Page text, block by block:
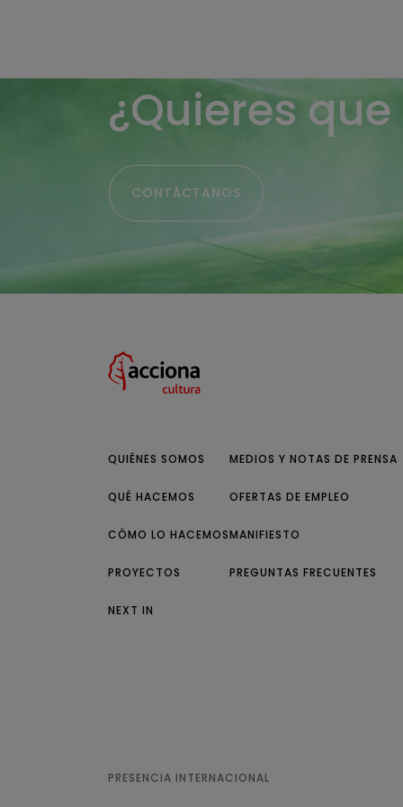
¿Quieres
Contáctanos
QUIÉNES SOMOS
QUÉ HACEMOS
CÓMO LO HACEMOS
PROYECTOS
NEXT IN
MEDIOS Y NOTAS DE PRENSA
OFERTAS DE EMPLEO
MANIFIESTO
PREGUNTAS FRECUENTES
PRESENCIA INTERNACIONAL